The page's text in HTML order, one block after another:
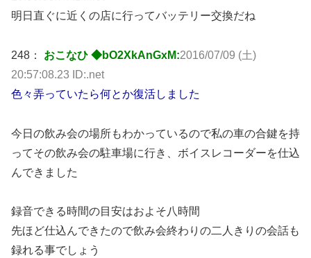
明日直ぐに近くの店に行ってバッテリー交換だね
248： おこなひ ◆bO2XkAnGxM:2016/07/09 (土)
20:57:08.23 ID:.net
色々弄っていたら何とか復活しました
今日の飲み会の場所もわかっているので私の車の合鍵を持
ってその飲み会の駐車場に行き、ボイスレコーダーを仕込
んできました
録音できる時間の目安はおよそ八時間
先ほど仕込んできたので飲み会終わりの二人きりの会話も
録れる事でしょう